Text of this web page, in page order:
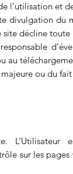
l’utilisation et
divulgation
décline toute
au
ou du
sur les